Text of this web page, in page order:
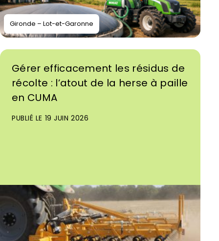
Gironde – Lot-et-Garonne
Gérer efficacement les résidus de
récolte : l’atout de la herse à paille
en CUMA
PUBLIÉ LE 19 JUIN 2026